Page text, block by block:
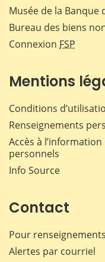
Musée de la Banque
Bureau des biens
Connexion FSP
Mentions
Conditions
Renseignements
Accès à
personnels
Info Source
Contact
Pour renseignements
Alertes par courriel